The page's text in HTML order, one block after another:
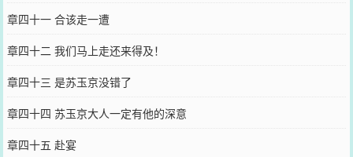
章四十一 合该走一遭
章四十二 我们马上走还来得及！
章四十三 是苏玉京没错了
章四十四 苏玉京大人一定有他的深意
章四十五 赴宴